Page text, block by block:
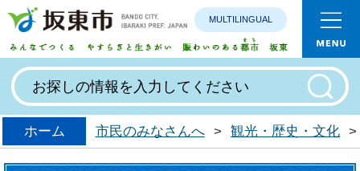
みんなで
MULTILINGUAL
ホーム 市民のみなさんへ > 観光・歴史・文化 >